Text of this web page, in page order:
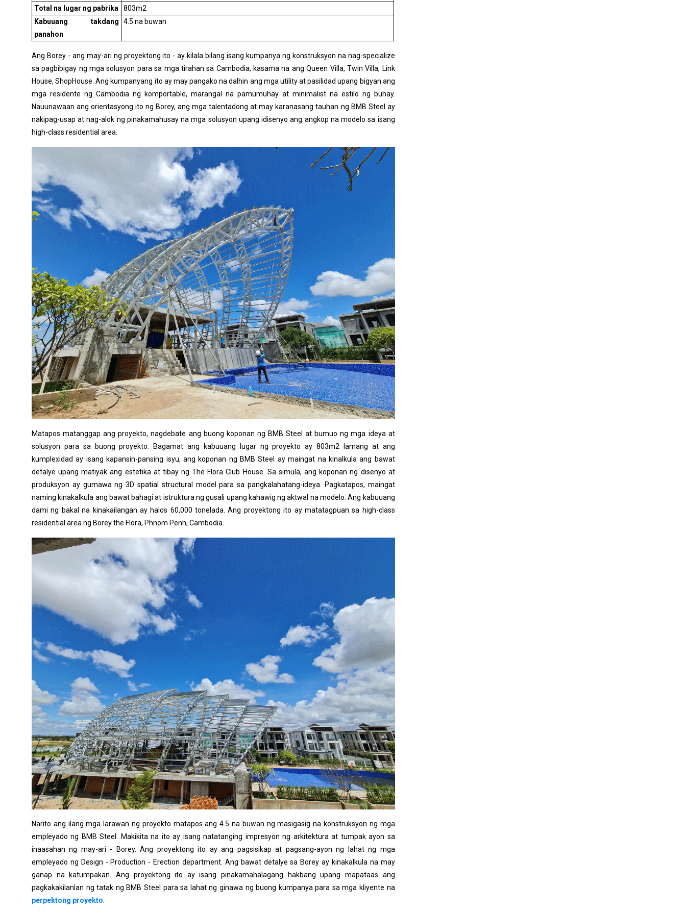
Total na lugar ng pabrika
803m2
Kabuuang takdang
panahon
4.5 na buwan
Ang Borey - ang may-ari ng proyektong ito - ay kilala bilang isang kumpanya ng konstruksyon na nag-specialize
sa pagbibigay ng mga solusyon para sa mga tirahan sa Cambodia, kasama na ang Queen Villa, Twin Villa, Link
House, ShopHouse. Ang kumpanyang ito ay may pangako na dalhin ang mga utility at pasilidad upang bigyan ang
mga residente ng Cambodia ng komportable, marangal na pamumuhay at minimalist na estilo ng buhay.
Nauunawaan ang orientasyong ito ng Borey, ang mga talentadong at may karanasang tauhan ng BMB Steel ay
nakipag-usap at nag-alok ng pinakamahusay na mga solusyon upang idisenyo ang angkop na modelo sa isang
high-class residential area.
Matapos matanggap ang proyekto, nagdebate ang buong koponan ng BMB Steel at bumuo ng mga ideya at
solusyon para sa buong proyekto. Bagamat ang kabuuang lugar ng proyekto ay 803m2 lamang at ang
kumplexidad ay isang kapansin-pansing isyu, ang koponan ng BMB Steel ay maingat na kinalkula ang bawat
detalye upang matiyak ang estetika at tibay ng The Flora Club House. Sa simula, ang koponan ng disenyo at
produksyon ay gumawa ng 3D spatial structural model para sa pangkalahatang-ideya. Pagkatapos, maingat
naming kinakalkula ang bawat bahagi at istruktura ng gusali upang kahawig ng aktwal na modelo. Ang kabuuang
dami ng bakal na kinakailangan ay halos 60,000 tonelada. Ang proyektong ito ay matatagpuan sa high-class
residential area ng Borey the Flora, Phnom Penh, Cambodia.
Narito ang ilang mga larawan ng proyekto matapos ang 4.5 na buwan ng masigasig na konstruksyon ng mga
empleyado ng BMB Steel. Makikita na ito ay isang natatanging impresyon ng arkitektura at tumpak ayon sa
inaasahan ng may-ari - Borey. Ang proyektong ito ay ang pagsisikap at pagsang-ayon ng lahat ng mga
empleyado ng Design - Production - Erection department. Ang bawat detalye sa Borey ay kinakalkula na may
ganap na katumpakan. Ang proyektong ito ay isang pinakamahalagang hakbang upang mapataas ang
pagkakakilanlan ng tatak ng BMB Steel para sa lahat ng ginawa ng buong kumpanya para sa mga kliyente na
perpektong proyekto.